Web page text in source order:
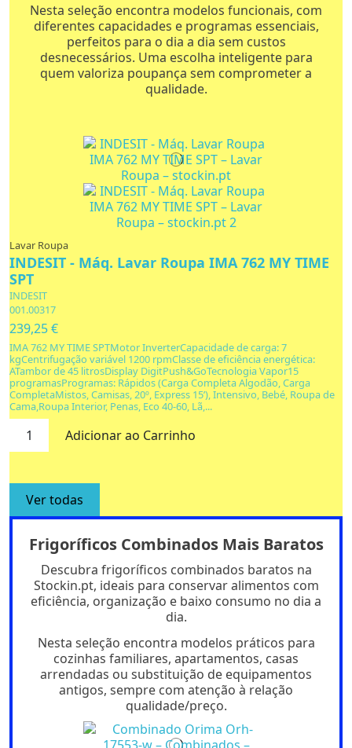
Nesta seleção encontra modelos funcionais, com
diferentes capacidades e programas essenciais,
perfeitos para o dia a dia sem custos
desnecessários. Uma escolha inteligente para
quem valoriza poupança sem comprometer a
qualidade.
Lavar Roupa
INDESIT - Máq. Lavar Roupa IMA 762 MY TIME
SPT
INDESIT
001.00317
239,25 €
IMA 762 MY TIME SPTMotor InverterCapacidade de carga: 7
kgCentrifugação variável 1200 rpmClasse de eficiência energética:
ATambor de 45 litrosDisplay DigitPush&GoTecnologia Vapor15
programasProgramas: Rápidos (Carga Completa Algodão, Carga
CompletaMistos, Camisas, 20º, Express 15’), Intensivo, Bebé, Roupa de
Cama,Roupa Interior, Penas, Eco 40-60, Lã,...
Adicionar ao Carrinho
Maquina Lavar Roupa Orima Orm-1071
INDESIT - Máq. Lavar Roupa IMA 864 MY TIME
Ver todas
Frigoríficos Combinados Mais Baratos
Descubra frigoríficos combinados baratos na
Stockin.pt, ideais para conservar alimentos com
eficiência, organização e baixo consumo no dia a
dia.
Nesta seleção encontra modelos práticos para
cozinhas familiares, apartamentos, casas
arrendadas ou substituição de equipamentos
antigos, sempre com atenção à relação
qualidade/preço.